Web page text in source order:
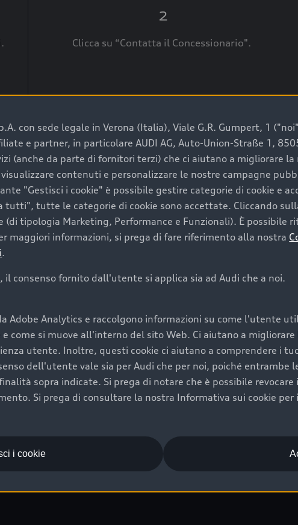
2
Clicca su “Contatta il Concessionario".
un’auto usata Audi
coniuga convenienza, affidabilità e sostenibilità. Per fare un
del marchio. Audi offre l’auto usata perfetta tramite
acquistare la tua prossima
di acquistare un’auto usata, oltre al prezzo e all'aspetto,
a uno stato migliore del veicolo e a una maggiore
completa della vettura certifica una manutenzione
una buona conservazione evidenzia cura e attenzione del
e componenti principali in ottimo stato garantiscono
ufficiale Audi che offre l’usato garantito tramite Audi
e coperto da garanzia fino a 4 anni per una maggiore
con sede legale in Verona (Italia), Viale G.R. Gumpert, 1
e partner, in particolare AUDI AG, Auto-Union-Straße 1,
(anche da parte di fornitori terzi) che ci aiutano a migliorare la
contenuti e personalizzare le nostre campagne
"Gestisci i cookie" è possibile gestire categorie di cookie e
tutti", tutte le categorie di cookie sono accettate. Cliccando
(di tipologia Marketing, Performance e Funzionali). È possibile
maggiori informazioni, si prega di fare riferimento alla nostra
.
il consenso fornito dall'utente si applica sia ad Audi che a noi.
Adobe Analytics e raccolgono informazioni su come l'utente
come si muove all'interno del sito Web. Ci aiutano a
utente. Inoltre, questi cookie ci aiutano a comprendere i
dell'utente vale sia per Audi che per noi, poiché entrambe
sopra indicate. Si prega di notare che è possibile
Si prega di consultare la nostra Informativa sui cookie per
i cookie